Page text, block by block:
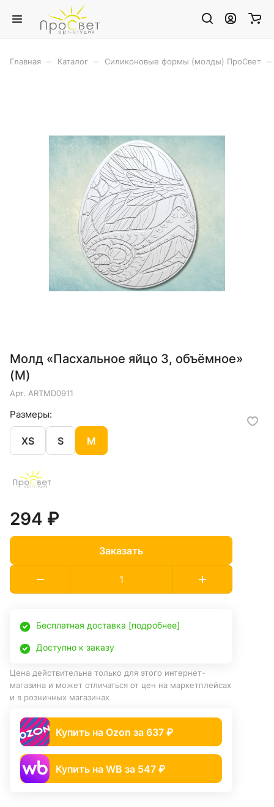
Главная Каталог Силиконовые формы (молды) ПроСвет
Молд «Пасхальное яйцо 3, объёмное»
(M)
Арт. ARTMD0911
Размеры:
XS S M
294 ₽
Заказать
Бесплатная доставка [подробнее]
Доступно к заказу
Цена действительна только для этого интернет-
магазина и может отличаться от цен на маркетплейсах
и в розничных магазинах
Купить на Ozon за 637 ₽
Купить на WB за 547 ₽